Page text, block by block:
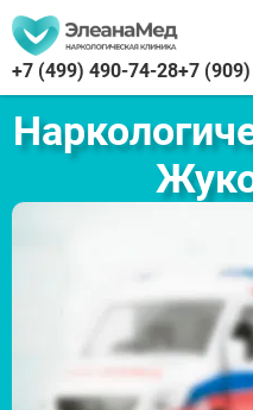
+7 (499) 490-74-28+7